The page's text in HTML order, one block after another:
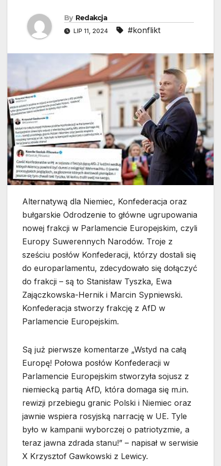
By Redakcja
LIP 11, 2024 #konflikt
Alternatywą dla Niemiec, Konfederacja oraz
bułgarskie Odrodzenie to główne ugrupowania
nowej frakcji w Parlamencie Europejskim, czyli
Europy Suwerennych Narodów. Troje z
sześciu posłów Konfederacji, którzy dostali się
do europarlamentu, zdecydowało się dołączyć
do frakcji – są to Stanisław Tyszka, Ewa
Zajączkowska-Hernik i Marcin Sypniewski.
Konfederacja stworzy frakcję z AfD w
Parlamencie Europejskim.
Są już pierwsze komentarze „Wstyd na całą
Europę! Połowa posłów Konfederacji w
Parlamencie Europejskim stworzyła sojusz z
niemiecką partią AfD, która domaga się m.in.
rewizji przebiegu granic Polski i Niemiec oraz
jawnie wspiera rosyjską narrację w UE. Tyle
było w kampanii wyborczej o patriotyzmie, a
teraz jawna zdrada stanu!” – napisał w serwisie
X Krzysztof Gawkowski z Lewicy.